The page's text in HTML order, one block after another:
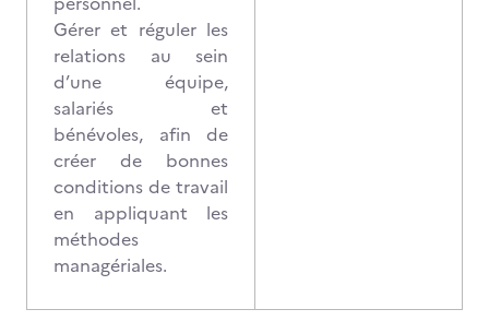
Gérer et réguler les
relations au sein
d’une équipe,
salariés et
bénévoles, afin de
créer de bonnes
conditions de travail
en appliquant les
méthodes
managériales.